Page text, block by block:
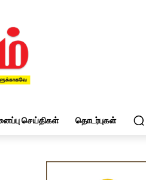
செய்திகள் தொடர்புகள்